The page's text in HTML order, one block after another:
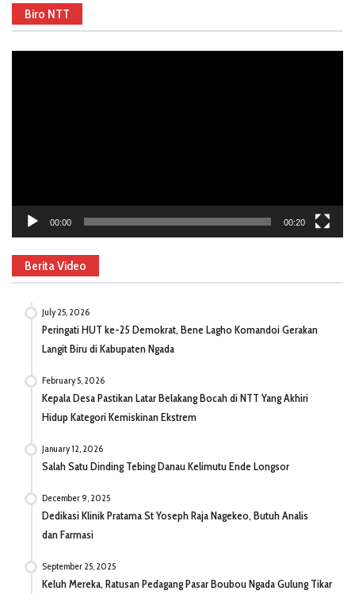
Biro NTT
00:00 00:20
Berita Video
July 25, 2026
Peringati HUT ke-25 Demokrat, Bene Lagho Komandoi Gerakan
Langit Biru di Kabupaten Ngada
February 5, 2026
Kepala Desa Pastikan Latar Belakang Bocah di NTT Yang Akhiri
Hidup Kategori Kemiskinan Ekstrem
January 12, 2026
Salah Satu Dinding Tebing Danau Kelimutu Ende Longsor
December 9, 2025
Dedikasi Klinik Pratama St Yoseph Raja Nagekeo, Butuh Analis
dan Farmasi
September 25, 2025
Keluh Mereka, Ratusan Pedagang Pasar Boubou Ngada Gulung Tikar